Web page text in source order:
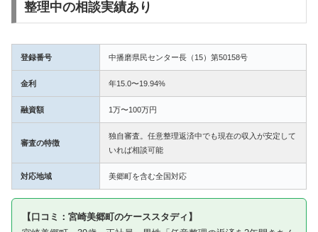
整理中の相談実績あり
登録番号 中播磨県民センター長（15）第50158号
金利 年15.0〜19.94%
融資額 1万〜100万円
審査の特徴
独自審査。任意整理返済中でも現在の収入が安定して
いれば相談可能
対応地域 美郷町を含む全国対応
【口コミ：宮崎美郷町のケーススタディ】